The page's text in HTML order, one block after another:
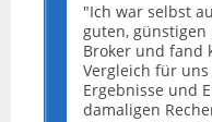
"Ich war selbst
guten,
Broker und fand
Vergleich für
Ergebnisse und
damaligen